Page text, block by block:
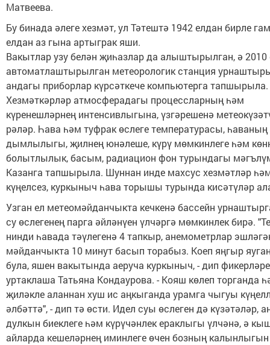
Матвеева.
Бу бинада әлеге хезмәт, ул Тәтештә 1942 елдан бирле
елдан аз гына артыграк яши.
Вакытлар узу белән җиһазлар да алыштырылган, ә 2010
автоматлаштырылган метеорологик станция
андагы приборлар күрсәткече компьютерга тапшырыла.
Хезмәткәрләр атмосферадагы процессларның һәм
күренешләрнең интенсивлыгына, үзгәрешенә
рәләр. Һава һәм туфрак өслеге температурасы, һаваның
дымлылыгы, җилнең юнәлеше, күрү мөмкинлеге һәм
болытлылык, басым, радиацион фон турындагы
Казанга тапшырыла. Шуннан инде махсус хезмәтләр
күңелсез, куркыныч һава торышы турында кисәтүләр
Узган ел метеомәйдан­чык­та кечкенә бассейн
су өслегенең парга әйлә­нүен үлчәргә мөмкинлек бирә.
нинди һавада тәүлегенә 4 тапкыр, анемометрлар
мәйданчыкта 10 минут басып торабыз. Коеп яңгыр
була, яшен вакытында аеруча куркыныч, - дип
уртаклаша Татьяна Кондаурова. - Кояш көлеп торганда
җиләкле аланнан хуш ис аңкыганда урамга чыгуы
әлбәттә", - дип тә өсти. Идел суы өслеген дә күзәтәләр,
дулкын биеклеге һәм күрүчәнлек ераклыгы үлчәнә, ә
айларда кешеләрнең иминлеге өчен бозның